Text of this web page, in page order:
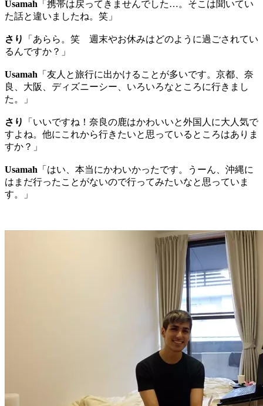
Usamah 「携帯は戻ってきませんでした…。そこは聞いてい
た話と違いましたね。笑」
さり
「あらら。笑 週末やお休みはどのように過ごされてい
るんですか？」
Usamah 「友人と旅行に出かけることが多いです。京都、奈
良、大阪、ディズニーシー、いろいろなところに行きまし
た。」
さり
「いいですね！奈良の鹿はかわいいと外国人に大人気で
すよね。他にこれから行きたいと思っているところはありま
すか？」
Usamah 「はい、本当にかわいかったです。うーん、沖縄に
はまだ行ったことがないので行ってみたいなと思っていま
す。」